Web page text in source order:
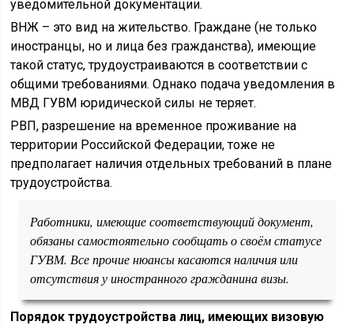
уведомительной документации.
ВНЖ – это вид на жительство. Граждане (не только
иностранцы, но и лица без гражданства), имеющие
такой статус, трудоустраиваются в соответствии с
общими требованиями. Однако подача уведомления в
МВД ГУВМ юридической силы не теряет.
РВП, разрешение на временное проживание на
территории Российской Федерации, тоже не
предполагает наличия отдельных требований в плане
трудоустройства.
Работники, имеющие соответствующий документ,
обязаны самостоятельно сообщать о своём статусе
ГУВМ. Все прочие нюансы касаются наличия или
отсутствия у иностранного гражданина визы.
Порядок трудоустройства лиц, имеющих визовую